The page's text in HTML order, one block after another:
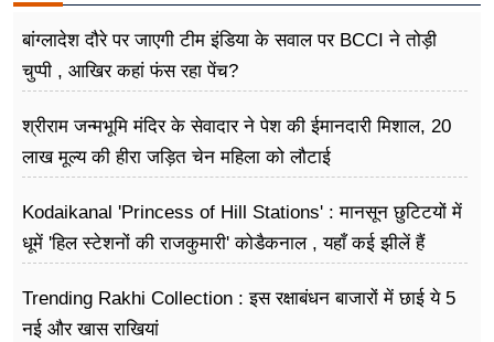
बांग्लादेश दौरे पर जाएगी टीम इंडिया के सवाल पर BCCI ने तोड़ी
चुप्पी , आखिर कहां फंस रहा पेंच?
श्रीराम जन्मभूमि मंदिर के सेवादार ने पेश की ईमानदारी मिशाल, 20
लाख मूल्य की हीरा जड़ित चेन महिला को लौटाई
Kodaikanal 'Princess of Hill Stations' : मानसून छुटिटयों में
धूमें 'हिल स्टेशनों की राजकुमारी' कोडैकनाल , यहाँ कई झीलें हैं
Trending Rakhi Collection : इस रक्षाबंधन बाजारों में छाई ये 5
नई और खास राखियां